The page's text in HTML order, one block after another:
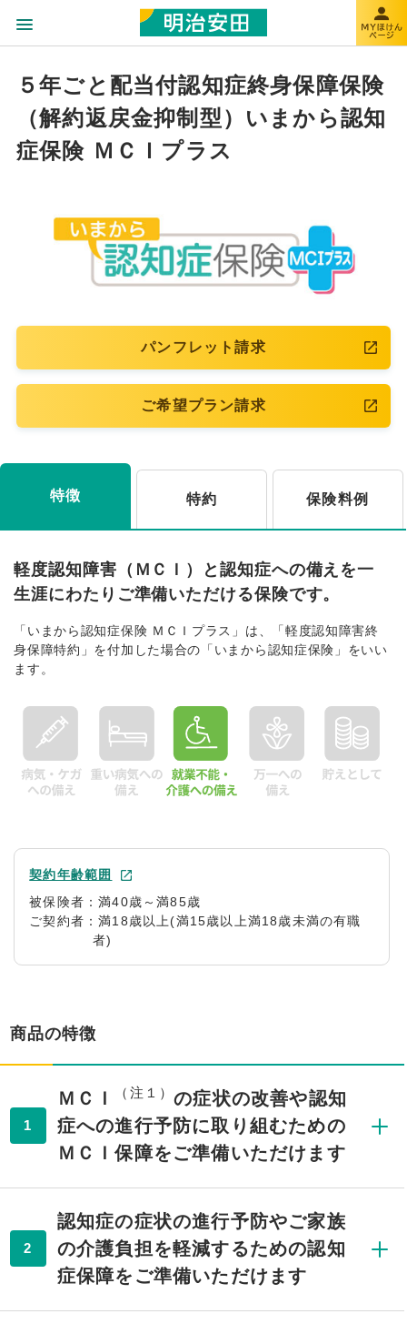
５年ごと配当付認知症終身保障保険
（解約返戻金抑制型）いまから認知
症保険 ＭＣＩプラス
パンフレット請求
ご希望プラン請求
特徴 特約 保険料例
軽度認知障害（ＭＣＩ）と認知症への備えを一
生涯にわたりご準備いただける保険です。
「いまから認知症保険 ＭＣＩプラス」は、「軽度認知障害終
身保障特約」を付加した場合の「いまから認知症保険」をいい
ます。
契約年齢範囲
被保険者：満40歳～満85歳
ご契約者：満18歳以上(満15歳以上満18歳未満の有職
者)
商品の特徴
1
ＭＣＩ （注１） の症状の改善や認知
症への進行予防に取り組むための
ＭＣＩ保障をご準備いただけます
2
認知症の症状の進行予防やご家族
の介護負担を軽減するための認知
症保障をご準備いただけます